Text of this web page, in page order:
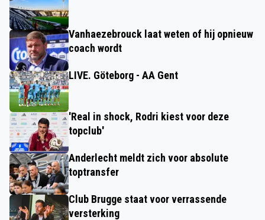
Vanhaezebrouck laat weten of hij opnieuw
coach wordt
LIVE. Göteborg - AA Gent
'Real in shock, Rodri kiest voor deze
topclub'
Anderlecht meldt zich voor absolute
toptransfer
Club Brugge staat voor verrassende
versterking